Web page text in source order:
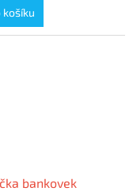
košíku
bankovek